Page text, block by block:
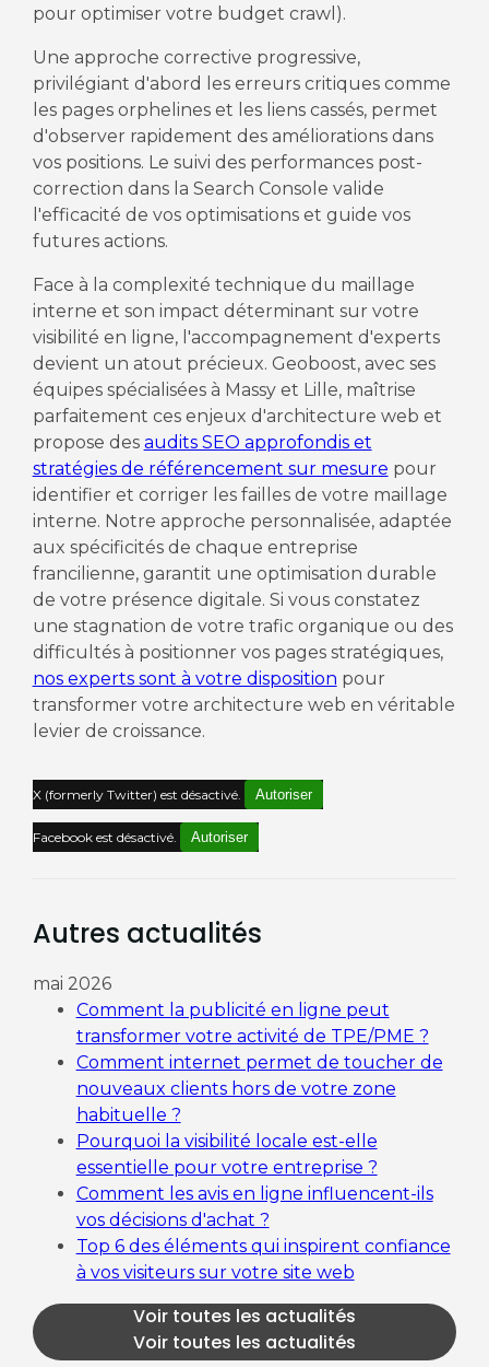
pour optimiser votre budget crawl).
Une approche corrective progressive,
privilégiant d'abord les erreurs critiques comme
les pages orphelines et les liens cassés, permet
d'observer rapidement des améliorations dans
vos positions. Le suivi des performances post-
correction dans la Search Console valide
l'efficacité de vos optimisations et guide vos
futures actions.
Face à la complexité technique du maillage
interne et son impact déterminant sur votre
visibilité en ligne, l'accompagnement d'experts
devient un atout précieux. Geoboost, avec ses
équipes spécialisées à Massy et Lille, maîtrise
parfaitement ces enjeux d'architecture web et
propose des audits SEO approfondis et
stratégies de référencement sur mesure pour
identifier et corriger les failles de votre maillage
interne. Notre approche personnalisée, adaptée
aux spécificités de chaque entreprise
francilienne, garantit une optimisation durable
de votre présence digitale. Si vous constatez
une stagnation de votre trafic organique ou des
difficultés à positionner vos pages stratégiques,
nos experts sont à votre disposition pour
transformer votre architecture web en véritable
levier de croissance.
X (formerly Twitter) est désactivé. Autoriser
Facebook est désactivé. Autoriser
Autres actualités
mai 2026
Comment la publicité en ligne peut
transformer votre activité de TPE/PME ?
Comment internet permet de toucher de
nouveaux clients hors de votre zone
habituelle ?
Pourquoi la visibilité locale est-elle
essentielle pour votre entreprise ?
Comment les avis en ligne influencent-ils
vos décisions d'achat ?
Top 6 des éléments qui inspirent confiance
à vos visiteurs sur votre site web
Voir toutes les actualités
Voir toutes les actualités